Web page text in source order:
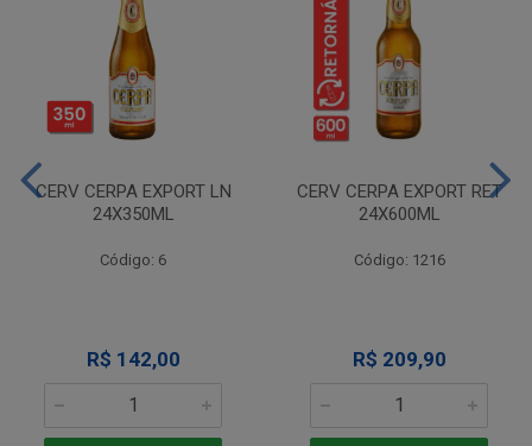
CERV CERPA EXPORT LN
24X350ML
Código: 6
R$ 142,00
CERV CERPA EXPORT RET
24X600ML
Código: 1216
R$ 209,90